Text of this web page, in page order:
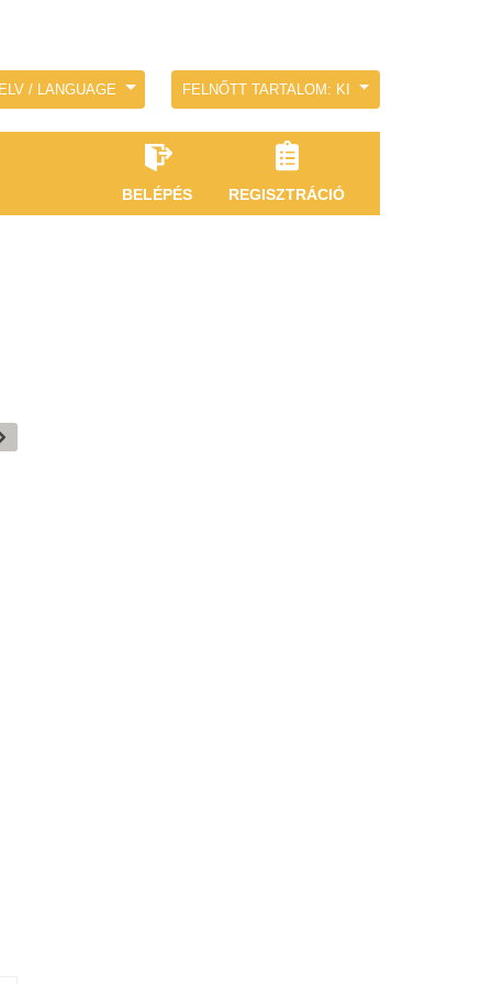
/ LANGUAGE FELNŐTT TARTALOM: KI
BELÉPÉS REGISZTRÁCIÓ